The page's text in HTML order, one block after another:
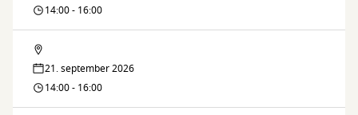
14:00 - 16:00
Lektiecaféen
21. september 2026
14:00 - 16:00